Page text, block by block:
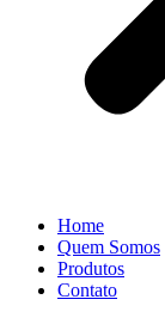
Home
Quem Somos
Produtos
Contato